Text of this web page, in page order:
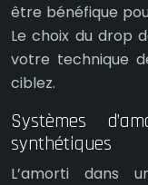
être bénéfique
Le choix du drop
votre technique
ciblez.
Systèmes
synthétiques
L’amorti dans